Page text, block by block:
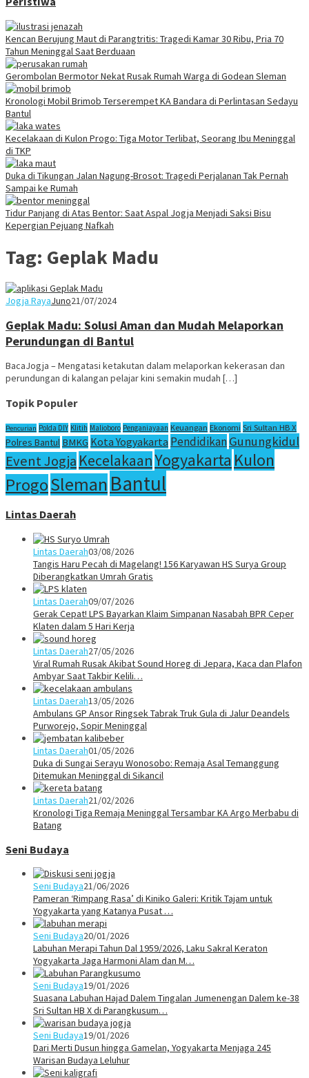
Kencan Berujung Maut di Parangtritis: Tragedi Kamar 30 Ribu, Pria 70
Tahun Meninggal Saat Berduaan
Gerombolan Bermotor Nekat Rusak Rumah Warga di Godean Sleman
Kronologi Mobil Brimob Terserempet KA Bandara di Perlintasan Sedayu
Bantul
Kecelakaan di Kulon Progo: Tiga Motor Terlibat, Seorang Ibu Meninggal
di TKP
Duka di Tikungan Jalan Nagung-Brosot: Tragedi Perjalanan Tak Pernah
Sampai ke Rumah
Tidur Panjang di Atas Bentor: Saat Aspal Jogja Menjadi Saksi Bisu
Kepergian Pejuang Nafkah
Tag: Geplak Madu
Jogja RayaJuno21/07/2024
Geplak Madu: Solusi Aman dan Mudah Melaporkan
Perundungan di Bantul
BacaJogja – Mengatasi ketakutan dalam melaporkan kekerasan dan
perundungan di kalangan pelajar kini semakin mudah […]
Topik Populer
Pencurian Polda DIY Klitih Malioboro Penganiayaan Keuangan Ekonomi Sri Sultan HB X
Polres Bantul BMKG Kota Yogyakarta PendidikanGunungkidul
Event Jogja KecelakaanYogyakarta Kulon
ProgoSleman Bantul
Lintas Daerah
Lintas Daerah03/08/2026
Tangis Haru Pecah di Magelang! 156 Karyawan HS Surya Group
Diberangkatkan Umrah Gratis
Lintas Daerah09/07/2026
Gerak Cepat! LPS Bayarkan Klaim Simpanan Nasabah BPR Ceper
Klaten dalam 5 Hari Kerja
Lintas Daerah27/05/2026
Viral Rumah Rusak Akibat Sound Horeg di Jepara, Kaca dan Plafon
Ambyar Saat Takbir Kelili…
Lintas Daerah13/05/2026
Ambulans GP Ansor Ringsek Tabrak Truk Gula di Jalur Deandels
Purworejo, Sopir Meninggal
Lintas Daerah01/05/2026
Duka di Sungai Serayu Wonosobo: Remaja Asal Temanggung
Ditemukan Meninggal di Sikancil
Lintas Daerah21/02/2026
Kronologi Tiga Remaja Meninggal Tersambar KA Argo Merbabu di
Batang
Seni Budaya
Seni Budaya21/06/2026
Pameran ‘Rimpang Rasa’ di Kiniko Galeri: Kritik Tajam untuk
Yogyakarta yang Katanya Pusat …
Seni Budaya20/01/2026
Labuhan Merapi Tahun Dal 1959/2026, Laku Sakral Keraton
Yogyakarta Jaga Harmoni Alam dan M…
Seni Budaya19/01/2026
Suasana Labuhan Hajad Dalem Tingalan Jumenengan Dalem ke-38
Sri Sultan HB X di Parangkusum…
Seni Budaya19/01/2026
Dari Merti Dusun hingga Gamelan, Yogyakarta Menjaga 245
Warisan Budaya Leluhur